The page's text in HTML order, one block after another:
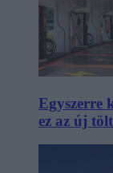
Egyszerre
ez az új